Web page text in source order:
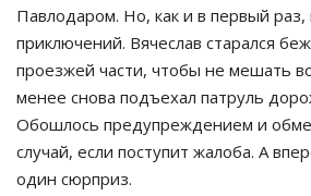
Павлодаром. Но, как и в первый
приключений. Вячеслав старался
проезжей части, чтобы не мешать
менее снова подъехал патруль
Обошлось предупреждением и
случай, если поступит жалоба. А
один сюрприз.